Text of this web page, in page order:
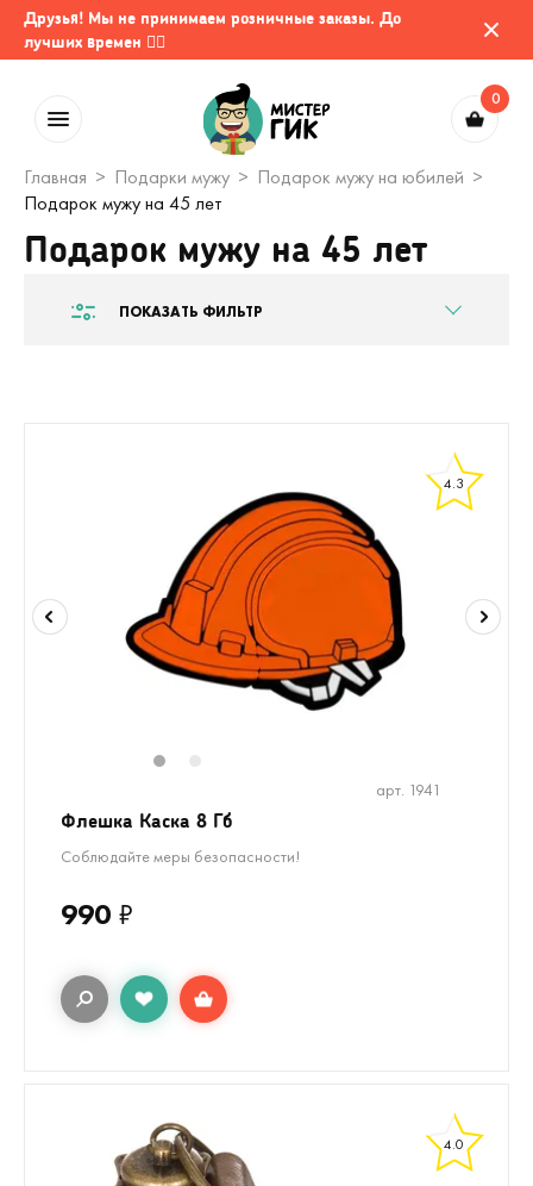
Друзья! Мы не принимаем розничные заказы. До
лучших времен 🤷‍♂️
0
Главная Подарки мужу
Подарок мужу на юбилей
Подарок мужу на 45 лет
Подарок мужу на 45 лет
ПОКАЗАТЬ ФИЛЬТР
4.3
арт. 1941
Флешка Каска 8 Гб
Соблюдайте меры безопасности!
990 ₽
4.0